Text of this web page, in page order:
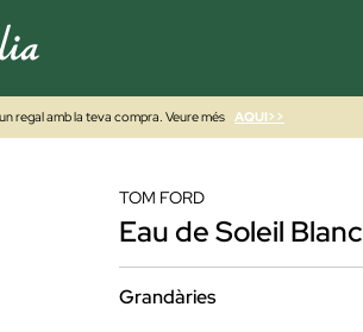
regal amb la teva compra. Veure més AQUI>>
TOM FORD
Eau de Soleil Blanc
Grandàries